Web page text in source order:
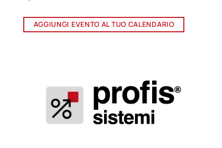
AGGIUNGI EVENTO AL TUO CALENDARIO